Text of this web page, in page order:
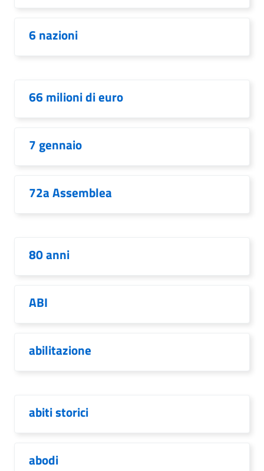
6 nazioni
66 milioni di euro
7 gennaio
72a Assemblea
80 anni
ABI
abilitazione
abiti storici
abodi